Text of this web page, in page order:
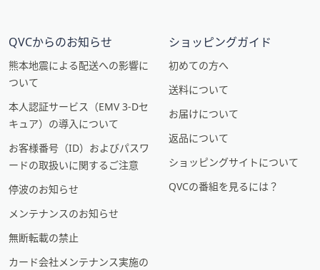
QVCからのお知らせ
熊本地震による配送への影響に
ついて
本人認証サービス（EMV 3-Dセ
キュア）の導入について
お客様番号（ID）およびパスワ
ードの取扱いに関するご注意
停波のお知らせ
メンテナンスのお知らせ
無断転載の禁止
カード会社メンテナンス実施の
ショッピングガイド
初めての方へ
送料について
お届けについて
返品について
ショッピングサイトについて
QVCの番組を見るには？